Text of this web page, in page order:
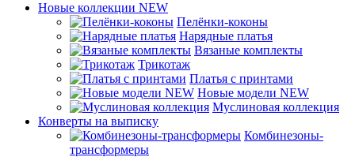
Новые коллекции NEW
Пелёнки-коконы
Нарядные платья
Вязаные комплекты
Трикотаж
Платья с принтами
Новые модели NEW
Муслиновая коллекция
Конверты на выписку
Комбинезоны-
трансформеры